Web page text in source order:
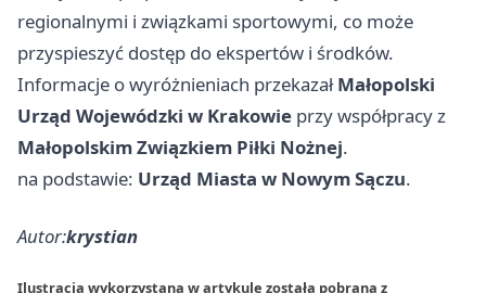
regionalnymi i związkami sportowymi, co może
przyspieszyć dostęp do ekspertów i środków.
Informacje o wyróżnieniach przekazałMałopolski
Urząd Wojewódzki w Krakowie przy współpracy z
Małopolskim Związkiem Piłki Nożnej.
na podstawie: Urząd Miasta w Nowym Sączu.
Autor:krystian
Ilustracja wykorzystana w artykule została pobrana z